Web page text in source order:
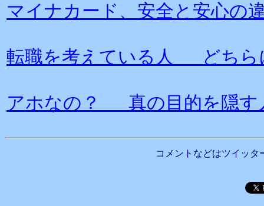
マイナカード、安全と安心
転職を考えている人 どちら
アホなの？ 真の目的を隠す
コメントなどはツイッタ